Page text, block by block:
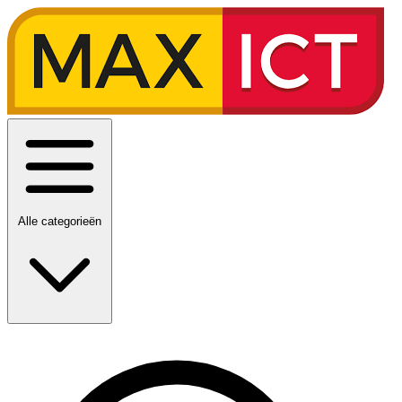
Alle categorieën